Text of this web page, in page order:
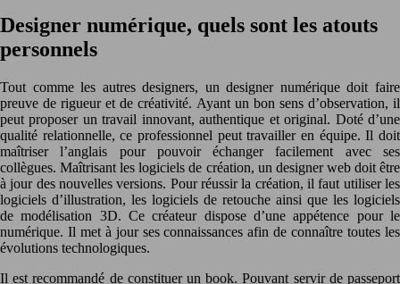
Designer numérique, quels sont les atouts
personnels
Tout comme les autres designers, un designer numérique doit faire
preuve de rigueur et de créativité. Ayant un bon sens d’observation, il
peut proposer un travail innovant, authentique et original. Doté d’une
qualité relationnelle, ce professionnel peut travailler en équipe. Il doit
maîtriser l’anglais pour pouvoir échanger facilement avec ses
collègues. Maîtrisant les logiciels de création, un designer web doit être
à jour des nouvelles versions. Pour réussir la création, il faut utiliser les
logiciels d’illustration, les logiciels de retouche ainsi que les logiciels
de modélisation 3D. Ce créateur dispose d’une appétence pour le
numérique. Il met à jour ses connaissances afin de connaître toutes les
évolutions technologiques.
Il est recommandé de constituer un book. Pouvant servir de passeport